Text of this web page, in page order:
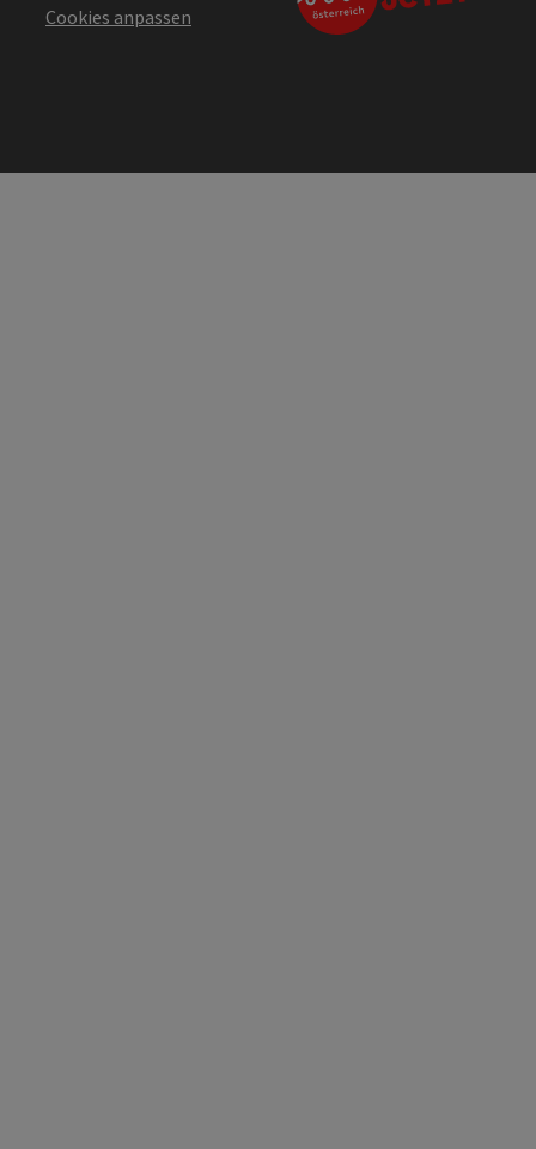
Cookies anpassen